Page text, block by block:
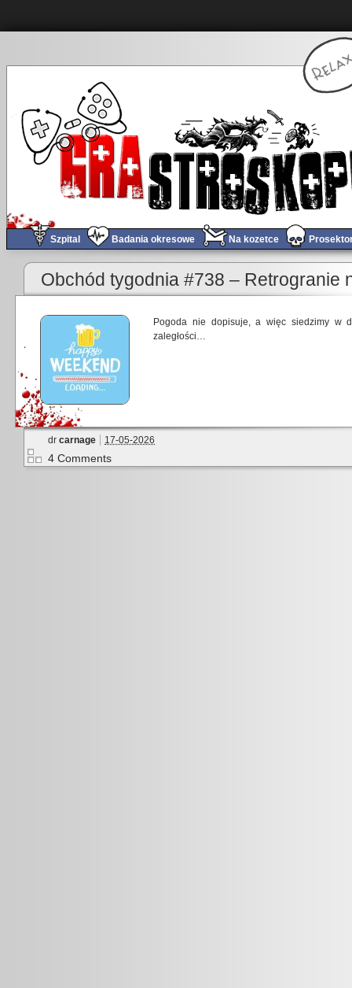
Szpital Badania okresowe Na kozetce
Obchód tygodnia #738 – Retrogranie
Pogoda nie dopisuje, a więc siedzimy w
zaległości…
dr carnage 17-05-2026
4 Comments